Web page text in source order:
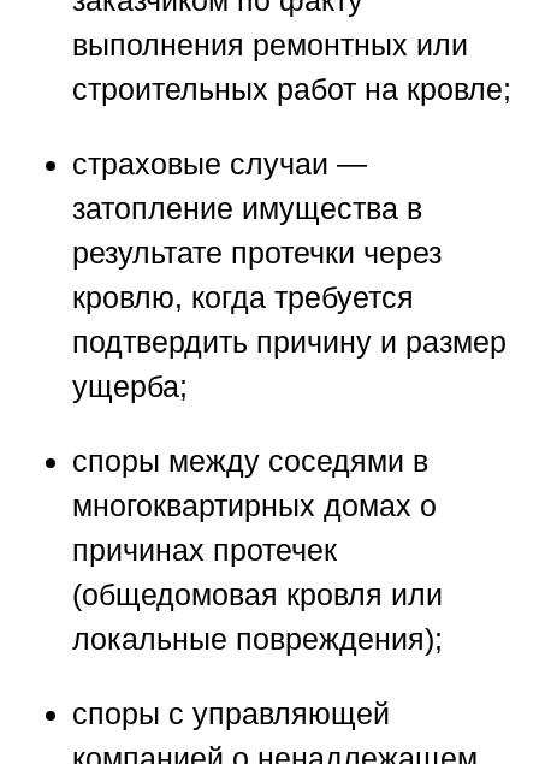
выполнения ремонтных или
строительных работ на кровле;
страховые случаи —
затопление имущества в
результате протечки через
кровлю, когда требуется
подтвердить причину и размер
ущерба;
споры между соседями в
многоквартирных домах о
причинах протечек
(общедомовая кровля или
локальные повреждения);
споры с управляющей